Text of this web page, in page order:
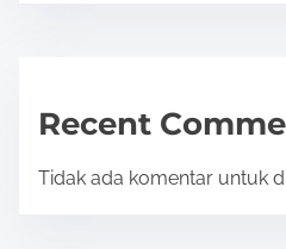
Recent
Tidak ada komentar untuk